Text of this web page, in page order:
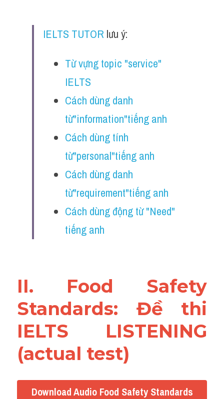
Listening
Reading
Đề thi thật IELTS
Vocabulary
Education
IELTS TUTOR lưu ý:
Từ vựng topic "service"
IELTS
Cách dùng danh
từ"information"tiếng anh
Cách dùng tính
từ"personal"tiếng anh
Cách dùng danh
từ"requirement"tiếng anh
Cách dùng động từ "Need"
tiếng anh
II. Food Safety
Standards: Đề thi
IELTS LISTENING
(actual test)
Download Audio Food Safety Standards